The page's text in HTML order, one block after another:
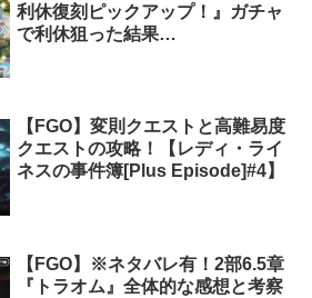
利休復刻ピックアップ！』ガチャ
で利休狙った結果…
【FGO】変則クエストと高難易度
クエストの攻略！【レディ・ライ
ネスの事件簿[Plus Episode]#4】
【FGO】※ネタバレ有！2部6.5章
『トラオム』全体的な感想と考察